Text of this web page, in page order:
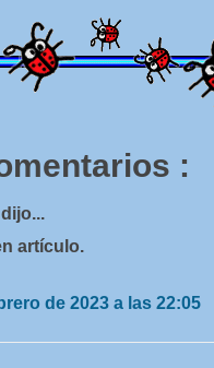
:
dijo...
artículo.
de 2023 a las 22:05